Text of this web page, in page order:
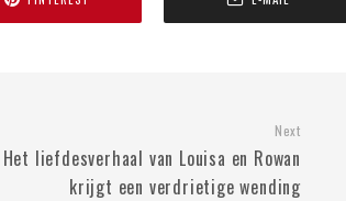
Next
Het liefdesverhaal van Louisa en Rowan
krijgt een verdrietige wending